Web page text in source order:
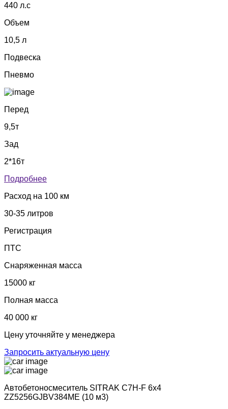
440 л.с
Объем
10,5 л
Подвеска
Пневмо
Перед
9,5т
Зад
2*16т
Подробнее
Расход на 100 км
30-35 литров
Регистрация
ПТС
Снаряженная масса
15000 кг
Полная масса
40 000 кг
Цену уточняйте у менеджера
Запросить актуальную цену
Автобетоносмеситель SITRAK C7H-F 6х4
ZZ5256GJBV384ME (10 м3)